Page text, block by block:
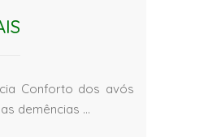
Conforto dos avós
demências …